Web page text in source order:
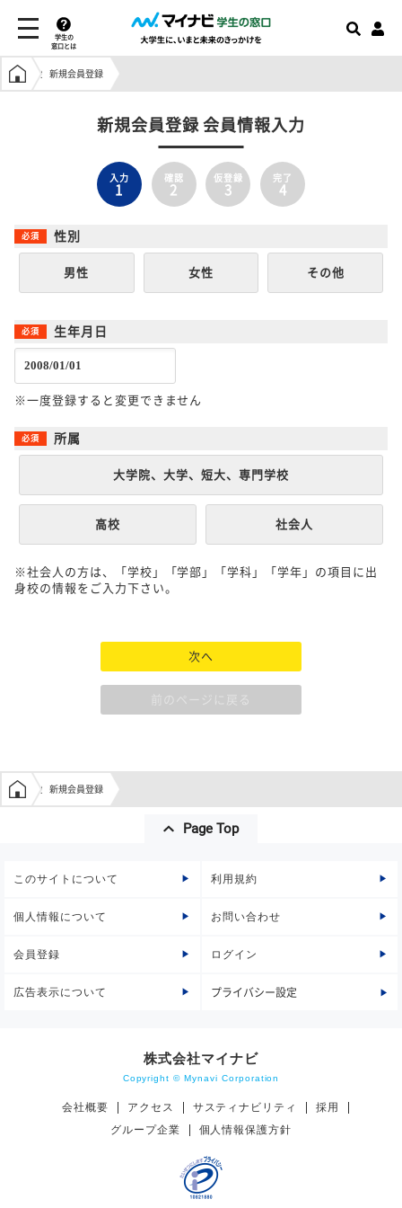
学生の
窓口とは
学生の窓口トップ
新規会員登録
新規会員登録 会員情報入力
入力
1
確認
2
仮登録
3
完了
4
性別
男性 女性 その他
生年月日
※一度登録すると変更できません
所属
大学院、大学、短大、専門学校
高校 社会人
※社会人の方は、「学校」「学部」「学科」「学年」の項目に出
身校の情報をご入力下さい。
次へ
前のページに戻る
学生の窓口トップ
新規会員登録
Page Top
このサイトについて 利用規約
個人情報について お問い合わせ
会員登録 ログイン
広告表示について プライバシー設定
株式会社マイナビ
Copyright © Mynavi Corporation
会社概要 アクセス サスティナビリティ
採用
グループ企業
個人情報保護方針